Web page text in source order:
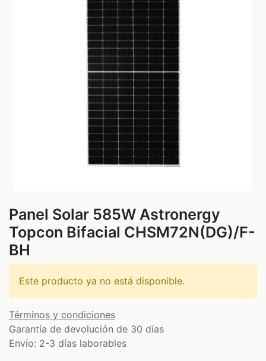
Panel Solar 585W Astronergy
Topcon Bifacial CHSM72N(DG)/F-
BH
Este producto ya no está disponible.
Términos y condiciones
Garantía de devolución de 30 días
Envío: 2-3 días laborables